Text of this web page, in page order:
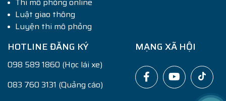
Luật giao thông
Luyện thi mô phỏng
HOTLINE ĐĂNG KÝ
098 589 1860 (Học lái xe)
083 760 3131 (Quảng cáo)
MẠNG XÃ HỘI